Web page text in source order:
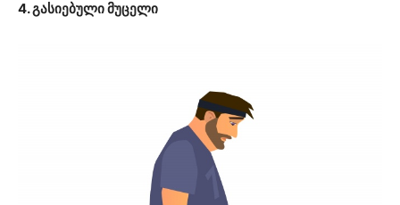
4. გასიებული მუცელი